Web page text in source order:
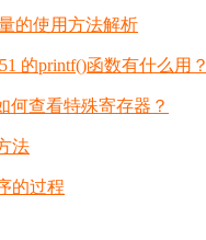
的使用方法解析
的printf()函数有什么用？
何查看特殊寄存器？
法
的过程